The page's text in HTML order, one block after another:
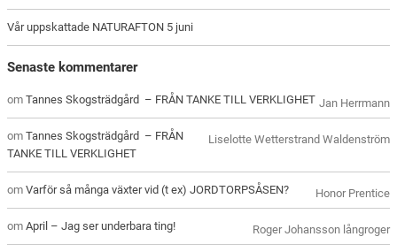
Vår uppskattade NATURAFTON 5 juni
Senaste kommentarer
Jan Herrmann
omTannes Skogsträdgård – FRÅN TANKE TILL VERKLIGHET
Liselotte Wetterstrand Waldenström
omTannes Skogsträdgård – FRÅN
TANKE TILL VERKLIGHET
Honor Prentice
omVarför så många växter vid (t ex) JORDTORPSÅSEN?
Roger Johansson långroger
omApril – Jag ser underbara ting!